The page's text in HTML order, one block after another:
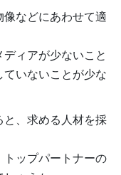
などにあわせて適
ィアが少ないこと
いないことが少な
、求める人材を採
ップパートナーの